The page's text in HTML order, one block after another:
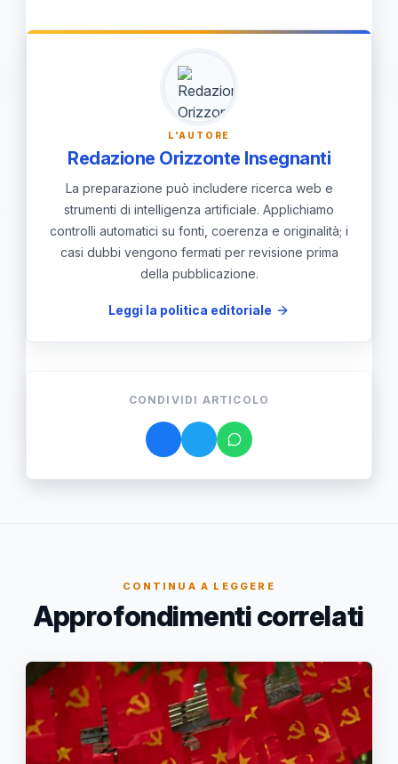
esperienziali e ludiche, l’attenzione
allo sviluppo emotivo e sociale, e
l’adattamento alle diversità dei
bambini, garantendo un percorso
formativo più completo e rispettoso
delle loro potenzialità.
L'AUTORE
Redazione Orizzonte Insegnanti
La preparazione può includere ricerca web e
strumenti di intelligenza artificiale. Applichiamo
controlli automatici su fonti, coerenza e originalità; i
casi dubbi vengono fermati per revisione prima
della pubblicazione.
Leggi la politica editoriale
CONDIVIDI ARTICOLO
CONTINUA A LEGGERE
Approfondimenti correlati